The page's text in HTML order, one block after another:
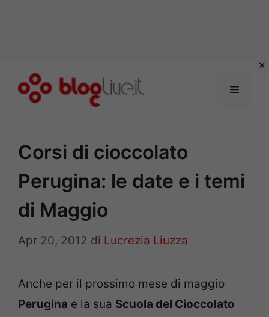
Menu
Corsi di cioccolato
Perugina: le date e i temi
di Maggio
Apr 20, 2012 di Lucrezia Liuzza
Anche per il prossimo mese di maggio
Perugina e la sua Scuola del Cioccolato